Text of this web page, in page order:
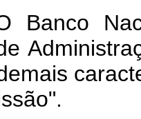
Banco